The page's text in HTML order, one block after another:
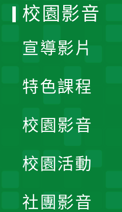
校園影音
宣導影片
特色課程
校園影音
校園活動
社團影音